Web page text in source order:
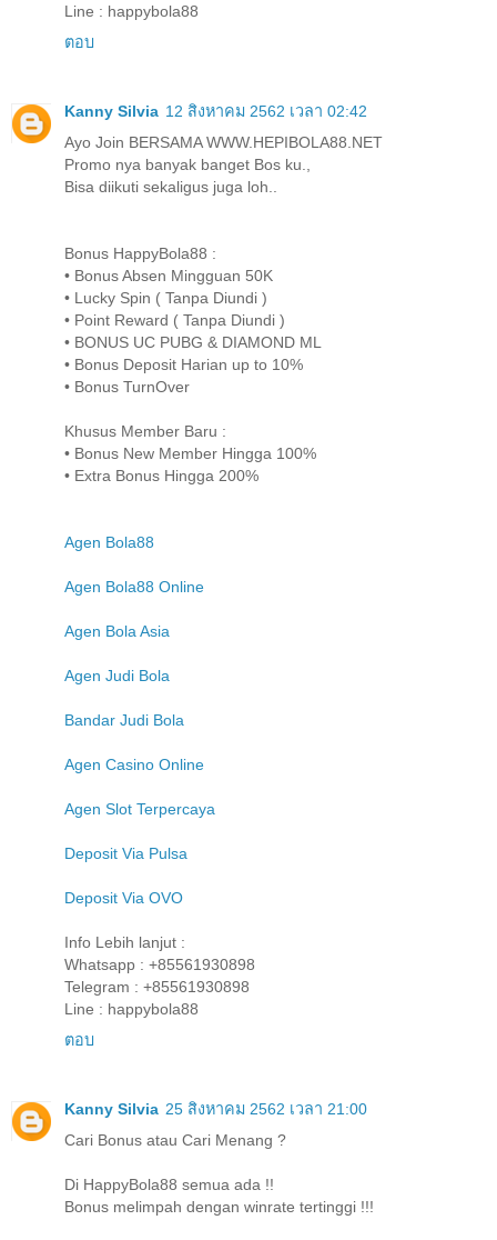
Line : happybola88
ตอบ
Kanny Silvia 12 สิงหาคม 2562 เวลา 02:42
Ayo Join BERSAMA WWW.HEPIBOLA88.NET
Promo nya banyak banget Bos ku.,
Bisa diikuti sekaligus juga loh..
Bonus HappyBola88 :
• Bonus Absen Mingguan 50K
• Lucky Spin ( Tanpa Diundi )
• Point Reward ( Tanpa Diundi )
• BONUS UC PUBG & DIAMOND ML
• Bonus Deposit Harian up to 10%
• Bonus TurnOver
Khusus Member Baru :
• Bonus New Member Hingga 100%
• Extra Bonus Hingga 200%
Agen Bola88
Agen Bola88 Online
Agen Bola Asia
Agen Judi Bola
Bandar Judi Bola
Agen Casino Online
Agen Slot Terpercaya
Deposit Via Pulsa
Deposit Via OVO
Info Lebih lanjut :
Whatsapp : +85561930898
Telegram : +85561930898
Line : happybola88
ตอบ
Kanny Silvia 25 สิงหาคม 2562 เวลา 21:00
Cari Bonus atau Cari Menang ?
Di HappyBola88 semua ada !!
Bonus melimpah dengan winrate tertinggi !!!